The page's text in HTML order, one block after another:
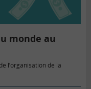
monde au
l’organisation de la